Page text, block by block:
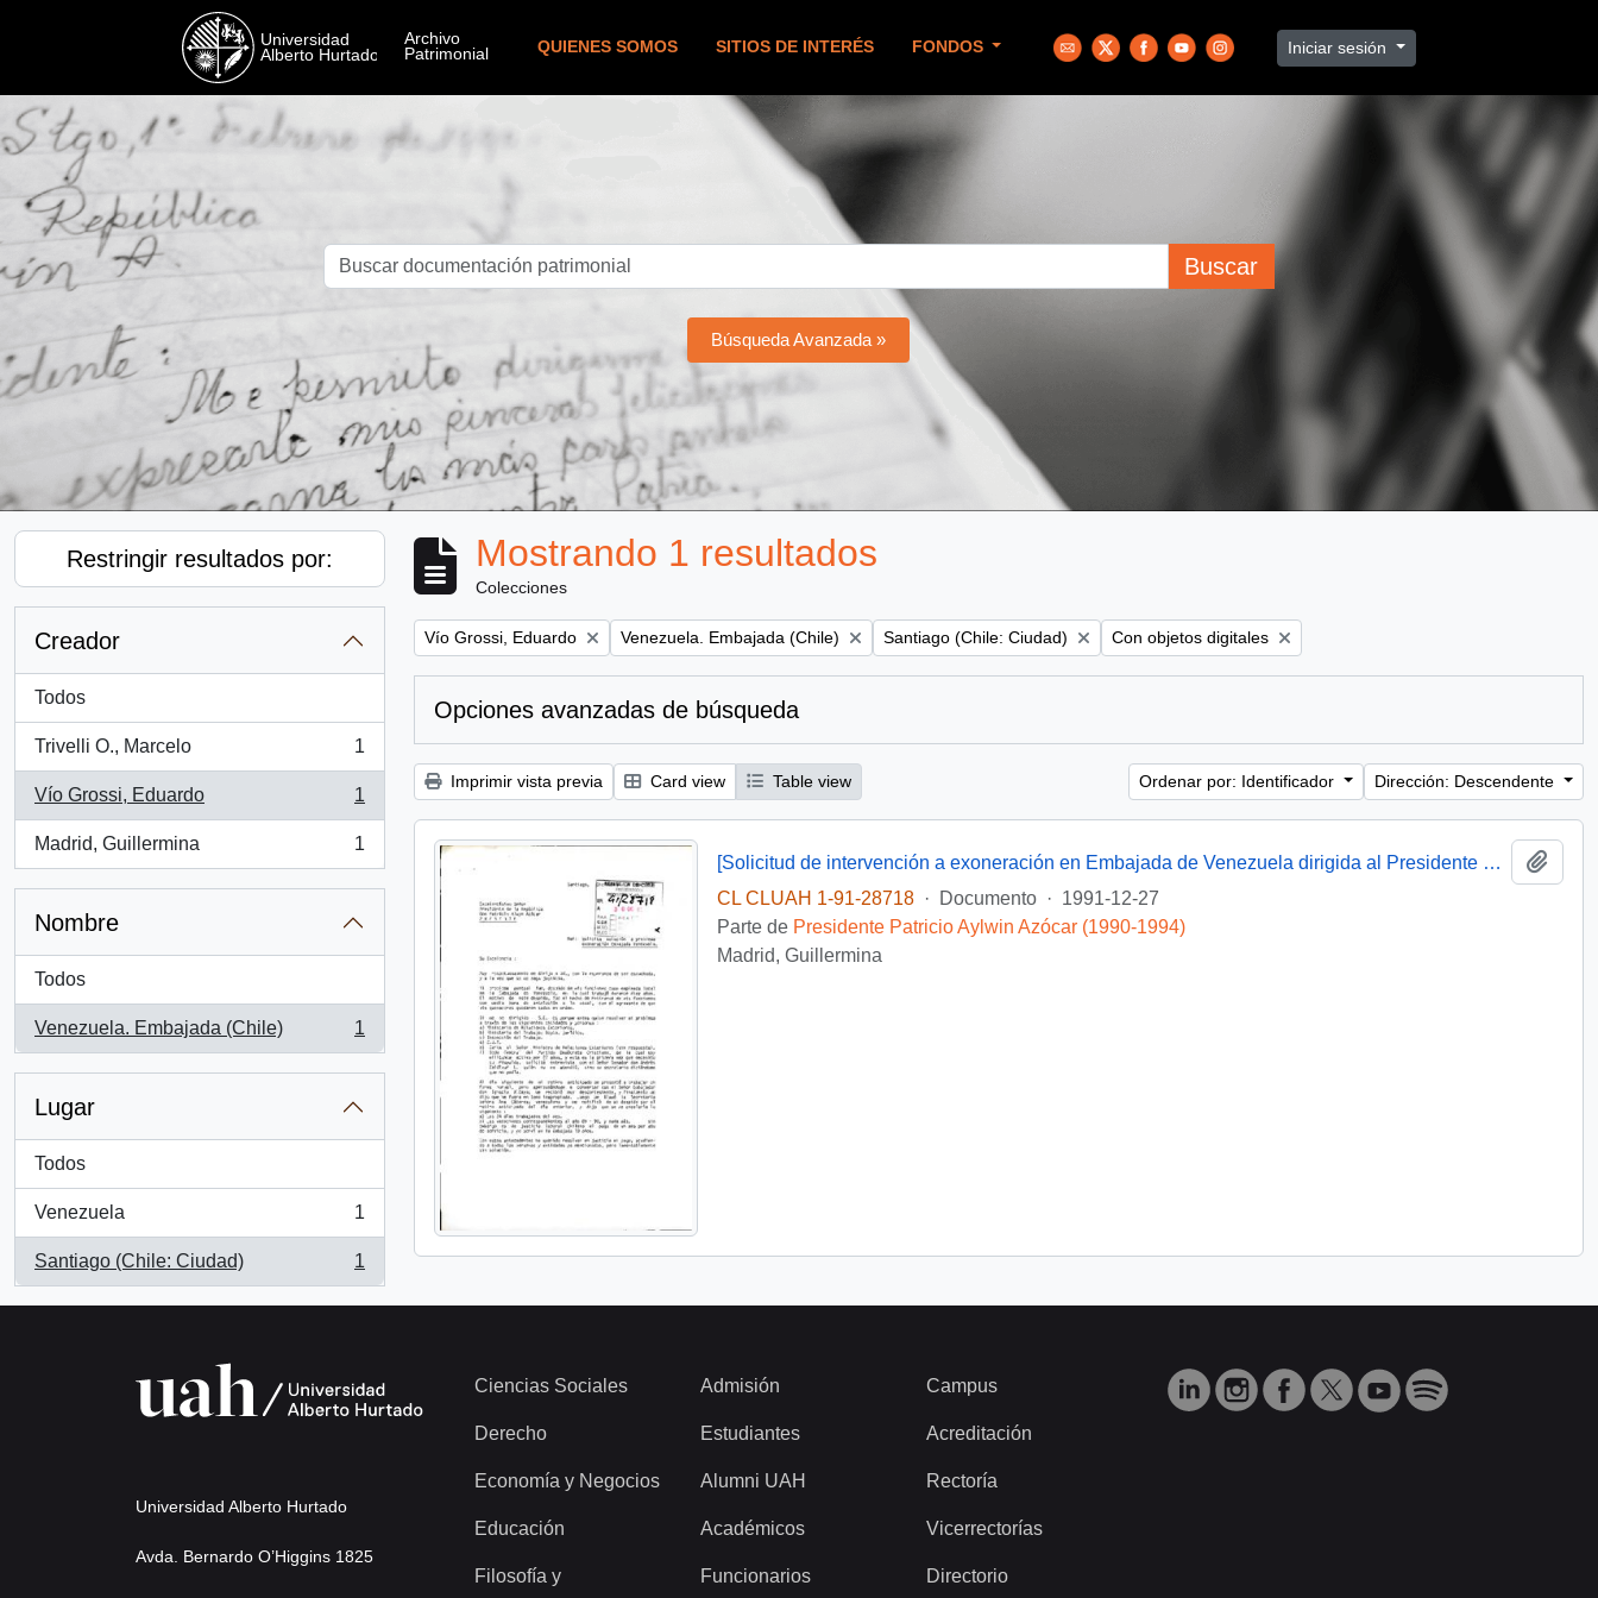
QUIENES SOMOS SITIOS DE INTERÉS FONDOS Iniciar sesión
Buscar
Búsqueda Avanzada »
Restringir resultados por:
Creador
Todos
Trivelli O., Marcelo
, 1 resultados
1
Vío Grossi, Eduardo
, 1 resultados
1
Madrid, Guillermina
, 1 resultados
1
Nombre
Todos
Venezuela. Embajada (Chile)
, 1 resultados
1
Lugar
Todos
Venezuela
, 1 resultados
1
Santiago (Chile: Ciudad)
, 1 resultados
1
Mostrando 1 resultados
Colecciones
Remove filter:
Vío Grossi, Eduardo Remove filter:
Venezuela. Embajada (Chile) Remove filter:
Santiago (Chile: Ciudad) Remove filter:
Con objetos digitales
Opciones avanzadas de búsqueda
Imprimir vista previa Card view Table view Ordenar por: Identificador Dirección: Descendente
[Solicitud de intervención a exoneración en Embajada de Venezuela dirigida al Presidente Patricio Aylwin]
CL CLUAH 1-91-28718
· Documento · 1991-12-27
Parte de Presidente Patricio Aylwin Azócar (1990-1994)
Madrid, Guillermina
Universidad Alberto Hurtado
Avda. Bernardo O’Higgins 1825
Ciencias Sociales
Derecho
Economía y Negocios
Educación
Filosofía y
Admisión
Estudiantes
Alumni UAH
Académicos
Funcionarios
Campus
Acreditación
Rectoría
Vicerrectorías
Directorio